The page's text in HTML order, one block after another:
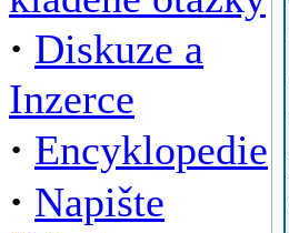
· Diskuze a
Inzerce
· Encyklopedie
· Napište